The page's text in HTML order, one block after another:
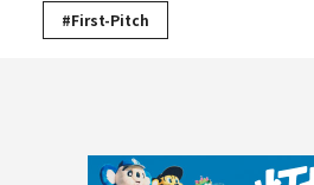
#First-Pitch